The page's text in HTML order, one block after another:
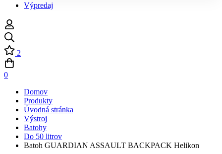
Výpredaj
2
0
Domov
Produkty
Úvodná stránka
Výstroj
Batohy
Do 50 litrov
Batoh GUARDIAN ASSAULT BACKPACK Helikon